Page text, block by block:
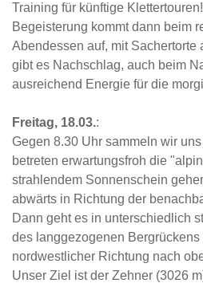
Training für künftige Klettertouren!
Begeisterung kommt dann beim
Abendessen auf, mit Sachertorte
gibt es Nachschlag, auch beim
ausreichend Energie für die
Freitag, 18.03.:
Gegen 8.30 Uhr sammeln wir
betreten erwartungsfroh die
strahlendem Sonnenschein
abwärts in Richtung der
Dann geht es in unterschiedlich
des langgezogenen
nordwestlicher Richtung nach
Unser Ziel ist der Zehner (3026